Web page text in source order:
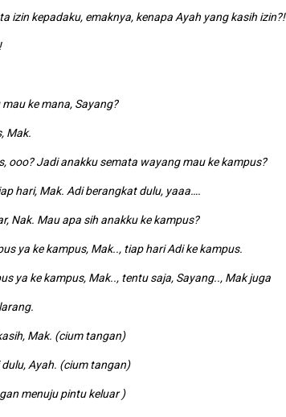
kepadaku, emaknya, kenapa Ayah yang kasih izin?!
ke mana, Sayang?
Jadi anakku semata wayang mau ke kampus?
Mak. Adi berangkat dulu, yaaa….
Mau apa sih anakku ke kampus?
ke kampus, Mak.., tiap hari Adi ke kampus.
ke kampus, Mak.., tentu saja, Sayang.., Mak juga
Mak. (cium tangan)
(cium tangan)
menuju pintu keluar )